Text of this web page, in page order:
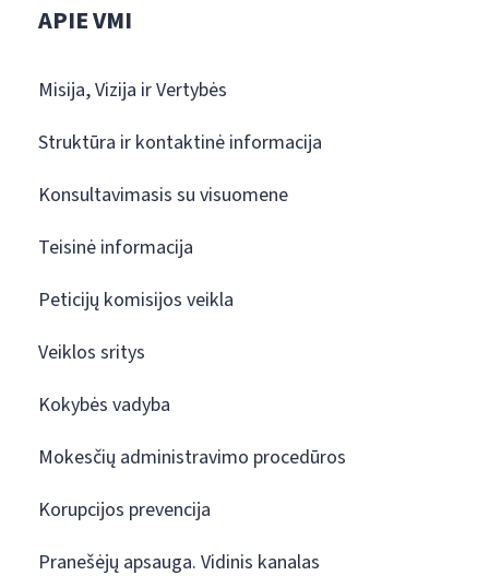
APIE VMI
Misija, Vizija ir Vertybės
Struktūra ir kontaktinė informacija
Konsultavimasis su visuomene
Teisinė informacija
Peticijų komisijos veikla
Veiklos sritys
Kokybės vadyba
Mokesčių administravimo procedūros
Korupcijos prevencija
Pranešėjų apsauga. Vidinis kanalas